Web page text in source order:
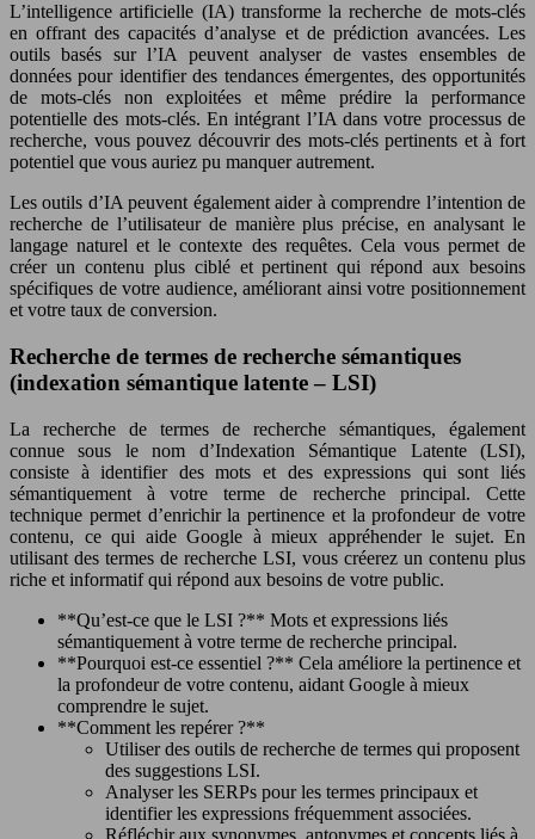
L’intelligence artificielle (IA) transforme la recherche de mots-clés
en offrant des capacités d’analyse et de prédiction avancées. Les
outils basés sur l’IA peuvent analyser de vastes ensembles de
données pour identifier des tendances émergentes, des opportunités
de mots-clés non exploitées et même prédire la performance
potentielle des mots-clés. En intégrant l’IA dans votre processus de
recherche, vous pouvez découvrir des mots-clés pertinents et à fort
potentiel que vous auriez pu manquer autrement.
Les outils d’IA peuvent également aider à comprendre l’intention de
recherche de l’utilisateur de manière plus précise, en analysant le
langage naturel et le contexte des requêtes. Cela vous permet de
créer un contenu plus ciblé et pertinent qui répond aux besoins
spécifiques de votre audience, améliorant ainsi votre positionnement
et votre taux de conversion.
Recherche de termes de recherche sémantiques
(indexation sémantique latente – LSI)
La recherche de termes de recherche sémantiques, également
connue sous le nom d’Indexation Sémantique Latente (LSI),
consiste à identifier des mots et des expressions qui sont liés
sémantiquement à votre terme de recherche principal. Cette
technique permet d’enrichir la pertinence et la profondeur de votre
contenu, ce qui aide Google à mieux appréhender le sujet. En
utilisant des termes de recherche LSI, vous créerez un contenu plus
riche et informatif qui répond aux besoins de votre public.
**Qu’est-ce que le LSI ?** Mots et expressions liés
sémantiquement à votre terme de recherche principal.
**Pourquoi est-ce essentiel ?** Cela améliore la pertinence et
la profondeur de votre contenu, aidant Google à mieux
comprendre le sujet.
**Comment les repérer ?**
Utiliser des outils de recherche de termes qui proposent
des suggestions LSI.
Analyser les SERPs pour les termes principaux et
identifier les expressions fréquemment associées.
Réfléchir aux synonymes, antonymes et concepts liés à